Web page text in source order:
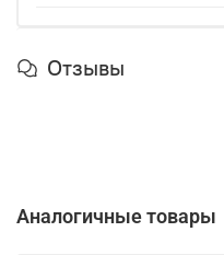
Отзывы
Аналогичные товары